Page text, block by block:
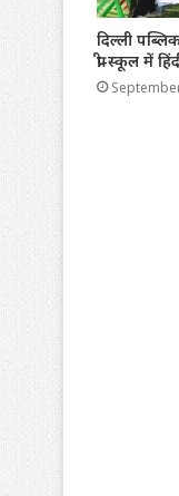
दिल्ली
प्री-स्कूल में